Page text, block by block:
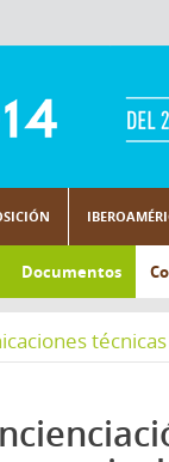
Documentos
técnicas